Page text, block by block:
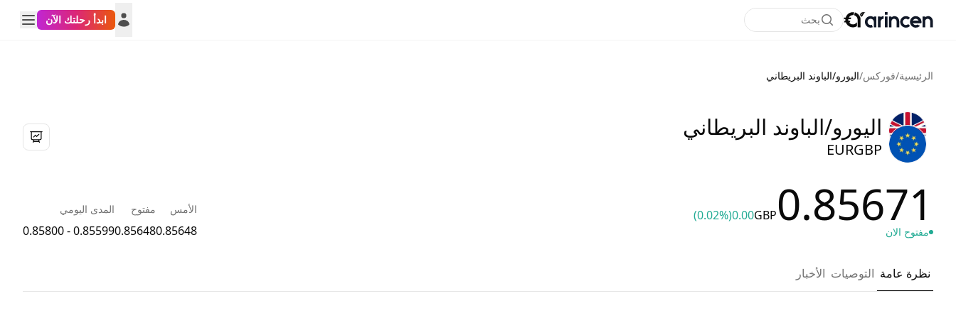
بحث ابدأ رحلتك الآن
الرئيسية/فوركس/اليورو/الباوند البريطاني
اليورو/الباوند البريطاني
EURGBP
0.85671
GBP
0.00
(0.02%)
مفتوح الان
الأمس
0.85648
مفتوح
0.85648
المدى اليومي
0.85599 - 0.85800
نظرة عامة التوصيات الأخبار